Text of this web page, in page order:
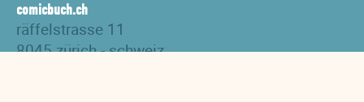
comicbuch.ch
räffelstrasse 11
8045 zürich - schweiz